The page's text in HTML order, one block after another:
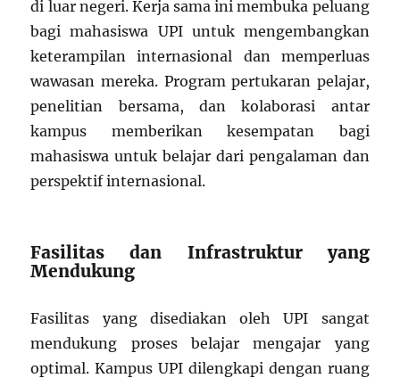
di luar negeri. Kerja sama ini membuka peluang
bagi mahasiswa UPI untuk mengembangkan
keterampilan internasional dan memperluas
wawasan mereka. Program pertukaran pelajar,
penelitian bersama, dan kolaborasi antar
kampus memberikan kesempatan bagi
mahasiswa untuk belajar dari pengalaman dan
perspektif internasional.
Fasilitas dan Infrastruktur yang
Mendukung
Fasilitas yang disediakan oleh UPI sangat
mendukung proses belajar mengajar yang
optimal. Kampus UPI dilengkapi dengan ruang